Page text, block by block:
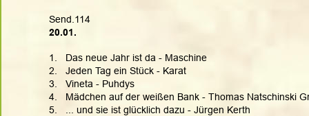
Send.114
20.01.
1.   Das neue Jahr ist da - Maschine
2.   Jeden Tag ein Stück - Karat
3.   Vineta - Puhdys
4.   Mädchen auf der weißen Bank - Thomas Natschinski
5.   ... und sie ist glücklich dazu - Jürgen Kerth